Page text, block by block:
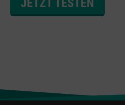
JETZT TESTEN